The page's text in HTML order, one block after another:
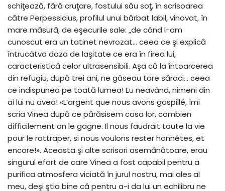
schiţează, fără cruţare, fostului său soţ, în scrisoarea
către Perpessicius, profilul unui bărbat labil, vinovat, în
mare măsură, de eşecurile sale: „de când l-am
cunoscut era un tatinet nevrozat… ceea ce şi explică
întrucâtva doza de laşitate ce era în firea lui,
caracteristică celor ultrasensibili. Aşa că la întoarcerea
din refugiu, după trei ani, ne găseau tare săraci… ceea
ce indispunea pe toată lumea! Eu neavând, nimeni din
ai lui nu avea! «L’argent que nous avons gaspillé, îmi
scria Vinea după ce părăsisem casa lor, combien
difficilement on le gagne. Il nous faudrait toute la vie
pour le rattraper, si nous voulons rester honnêtes, et
encore!». Aceasta şi alte scrisori asemănătoare, erau
singurul efort de care Vinea a fost capabil pentru a
purifica atmosfera viciată în jurul nostru, mai ales al
meu, deşi ştia bine că pentru a-i da lui un echilibru ne